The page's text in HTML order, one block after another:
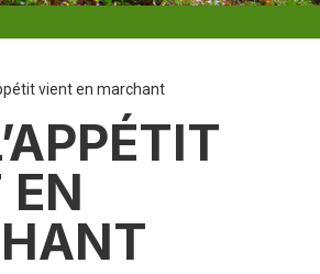
vient en marchant